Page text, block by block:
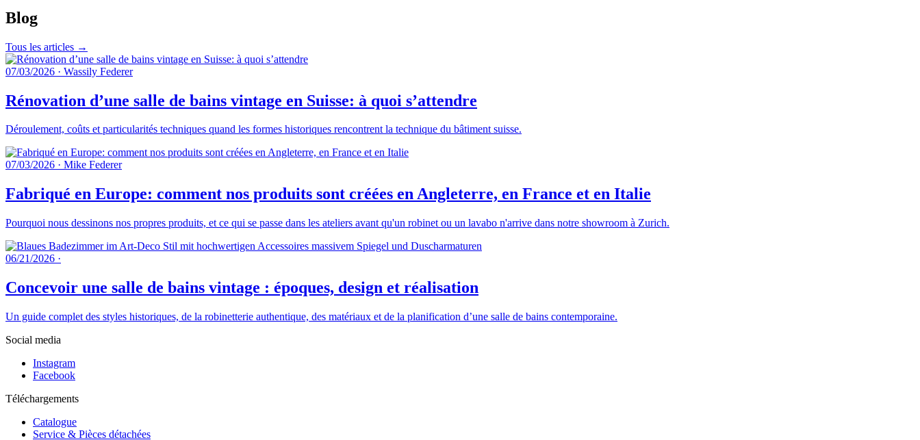
Blog
Tous les articles →
07/03/2026 · Wassily Federer
Rénovation d’une salle de bains vintage en Suisse: à quoi s’attendre
Déroulement, coûts et particularités techniques quand les formes historiques rencontrent la technique du bâtiment suisse.
07/03/2026 · Mike Federer
Fabriqué en Europe: comment nos produits sont créées en Angleterre, en France et en Italie
Pourquoi nous dessinons nos propres produits, et ce qui se passe dans les ateliers avant qu'un robinet ou un lavabo n'arrive dans notre showroom à Zurich.
06/21/2026 ·
Concevoir une salle de bains vintage : époques, design et réalisation
Un guide complet des styles historiques, de la robinetterie authentique, des matériaux et de la planification d’une salle de bains contemporaine.
Social media
Instagram
Facebook
Téléchargements
Catalogue
Service & Pièces détachées